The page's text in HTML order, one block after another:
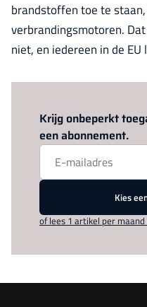
brandstoffen toe te
verbrandingsmotoren.
niet, en iedereen in de
Krijg onbeperkt
een abonnement.
Kies
of lees 1 artikel per